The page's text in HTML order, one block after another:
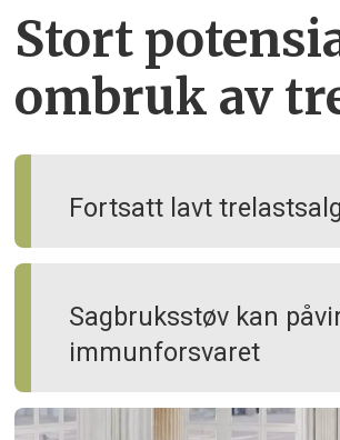
Stort
ombruk av
Fortsatt lavt
Sagbruksstøv kan
immun­forsvaret